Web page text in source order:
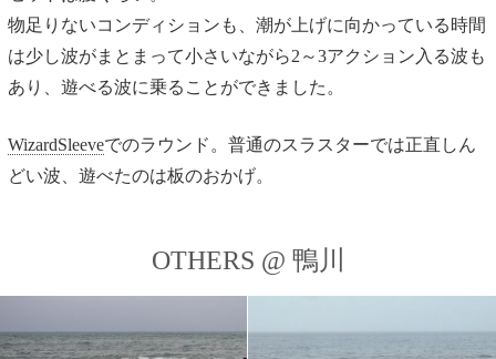
物足りないコンディションも、潮が上げに向かっている時間
は少し波がまとまって小さいながら2～3アクション入る波も
あり、遊べる波に乗ることができました。
WizardSleeveでのラウンド。普通のスラスターでは正直しん
どい波、遊べたのは板のおかげ。
OTHERS @ 鴨川